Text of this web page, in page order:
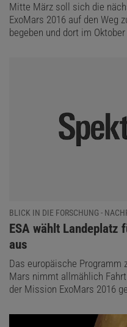
Mitte März soll sich die
ExoMars 2016 auf den Weg
begeben und dort im
BLICK IN DIE FORSCHUNG -
:
ESA wählt Landeplatz
aus
Das europäische Programm
Mars nimmt allmählich
der Mission ExoMars 2016